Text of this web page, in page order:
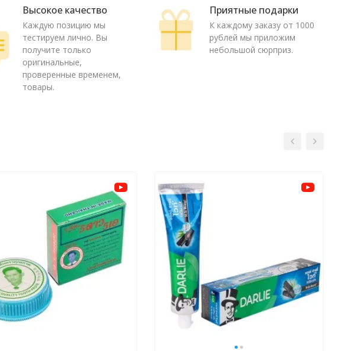
Высокое качество
Каждую позицию мы
тестируем лично. Вы
получите только
оригинальные,
проверенные временем,
товары.
Приятные подарки
К каждому заказу от 1000
рублей мы приложим
небольшой сюрприз.